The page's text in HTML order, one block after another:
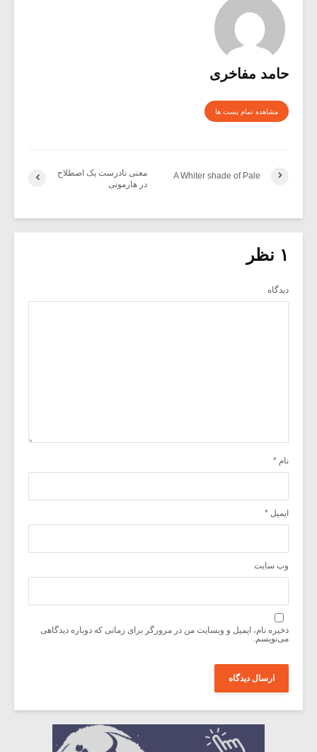
حامد مفاخری
مشاهده تمام پست ها
معنی نادرست یک اصطلاح
در هارمونی
A Whiter shade of Pale
۱ نظر
دیدگاه
نام *
ایمیل *
وب‌ سایت
ذخیره نام، ایمیل و وبسایت من در مرورگر برای زمانی که دوباره دیدگاهی
می‌نویسم.